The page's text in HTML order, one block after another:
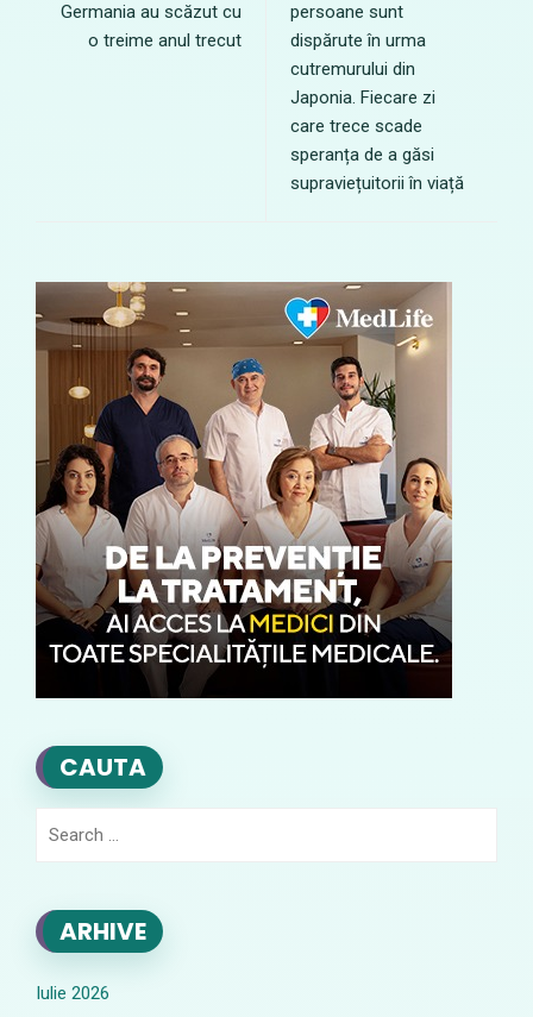
Germania au scăzut cu
o treime anul trecut
persoane sunt
dispărute în urma
cutremurului din
Japonia. Fiecare zi
care trece scade
speranța de a găsi
supraviețuitorii în viață
CAUTA
ARHIVE
Iulie 2026